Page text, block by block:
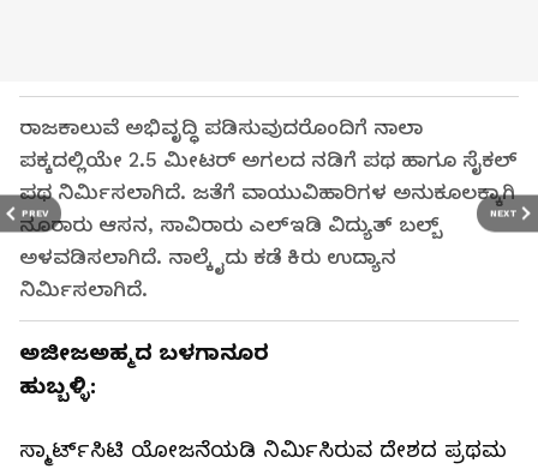
PREV NEXT
ರಾಜಕಾಲುವೆ ಅಭಿವೃದ್ಧಿ ಪಡಿಸುವುದರೊಂದಿಗೆ ನಾಲಾ
ಪಕ್ಕದಲ್ಲಿಯೇ 2.5 ಮೀಟರ್‌ ಅಗಲದ ನಡಿಗೆ ಪಥ ಹಾಗೂ ಸೈಕಲ್
ಪಥ ನಿರ್ಮಿಸಲಾಗಿದೆ. ಜತೆಗೆ ವಾಯುವಿಹಾರಿಗಳ ಅನುಕೂಲಕ್ಕಾಗಿ
ನೂರಾರು ಆಸನ, ಸಾವಿರಾರು ಎಲ್‌ಇಡಿ ವಿದ್ಯುತ್‌ ಬಲ್ಬ್‌
ಅಳವಡಿಸಲಾಗಿದೆ. ನಾಲ್ಕೈದು ಕಡೆ ಕಿರು ಉದ್ಯಾನ
ನಿರ್ಮಿಸಲಾಗಿದೆ.
ಅಜೀಜಅಹ್ಮದ ಬಳಗಾನೂರ
ಹುಬ್ಬಳ್ಳಿ:
ಸ್ಮಾರ್ಟ್‌ಸಿಟಿ ಯೋಜನೆಯಡಿ ನಿರ್ಮಿಸಿರುವ ದೇಶದ ಪ್ರಥಮ